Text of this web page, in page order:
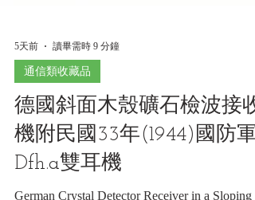
5天前 讀畢需時 9 分鐘